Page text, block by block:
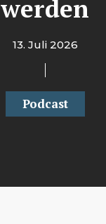
werden
13. Juli 2026
Podcast